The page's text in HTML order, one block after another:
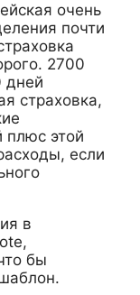
очень
почти
2700
дней
страховка,
плюс этой
если
в
бы